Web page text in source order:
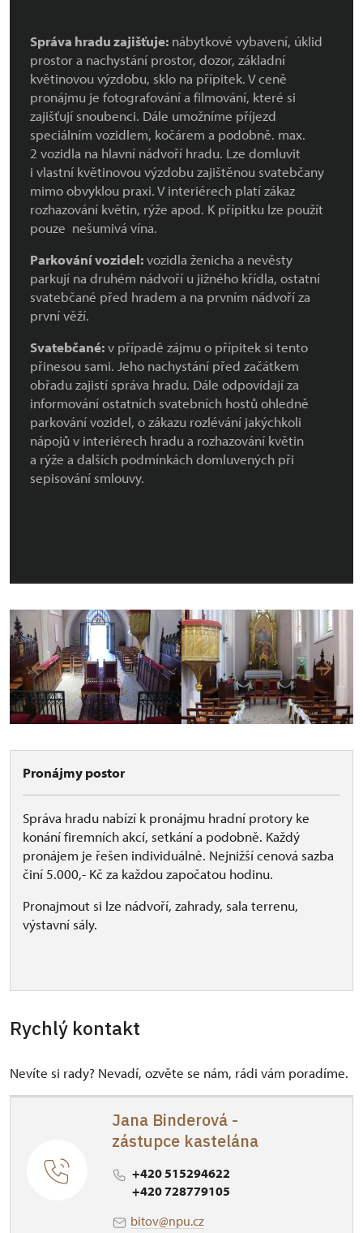
Správa hradu zajišťuje: nábytkové vybavení, úklid
prostor a nachystání prostor, dozor, základní
květinovou výzdobu, sklo na přípitek. V ceně
pronájmu je fotografování a filmování, které si
zajišťují snoubenci. Dále umožníme příjezd
speciálním vozidlem, kočárem a podobně. max.
2 vozidla na hlavní nádvoří hradu. Lze domluvit
i vlastní květinovou výzdobu zajištěnou svatebčany
mimo obvyklou praxi. V interiérech platí zákaz
rozhazování květin, rýže apod. K přípitku lze použít
pouze nešumivá vína.
Parkování vozidel:vozidla ženicha a nevěsty
parkují na druhém nádvoří u jižného křídla, ostatní
svatebčané před hradem a na prvním nádvoří za
první věží.
Svatebčané:v případě zájmu o přípitek si tento
přinesou sami. Jeho nachystání před začátkem
obřadu zajistí správa hradu. Dále odpovídají za
informování ostatních svatebních hostů ohledně
parkování vozidel, o zákazu rozlévání jakýchkoli
nápojů v interiérech hradu a rozhazování květin
a rýže a dalších podmínkách domluvených při
sepisování smlouvy.
Pronájmy postor
Správa hradu nabízí k pronájmu hradní protory ke
konání firemních akcí, setkání a podobně. Každý
pronájem je řešen individuálně. Nejnižší cenová sazba
činí 5.000,- Kč za každou započatou hodinu.
Pronajmout si lze nádvoří, zahrady, sala terrenu,
výstavní sály.
Rychlý kontakt
Nevíte si rady? Nevadí, ozvěte se nám, rádi vám poradíme.
Jana Binderová -
zástupce kastelána
+420 515294622
+420 728779105
bitov@npu.cz